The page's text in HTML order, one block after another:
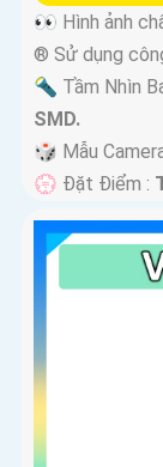
👀 Hình ảnh
®️ Sử dụng
🔦 Tầm Nhìn
SMD.
🎲 Mẫu
️💮 Đặt Điểm :